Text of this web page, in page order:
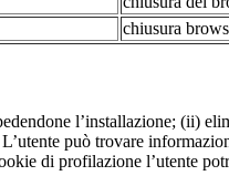
chiusura
l’installazione; (ii)
può trovare
di profilazione l’utente